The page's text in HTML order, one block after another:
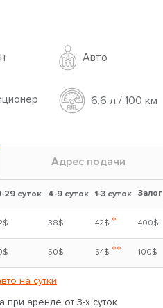
Авто
6.6 л / 100 км
Адрес подачи
29 суток 4-9 суток 1-3 суток Залог
38$ 42$ * 400$
50$ 54$ ** 100$
на сутки
при аренде от 3-х суток